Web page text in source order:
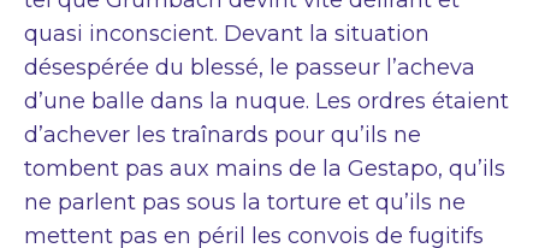
quasi inconscient. Devant la situation
désespérée du blessé, le passeur l’acheva
d’une balle dans la nuque. Les ordres étaient
d’achever les traînards pour qu’ils ne
tombent pas aux mains de la Gestapo, qu’ils
ne parlent pas sous la torture et qu’ils ne
mettent pas en péril les convois de fugitifs